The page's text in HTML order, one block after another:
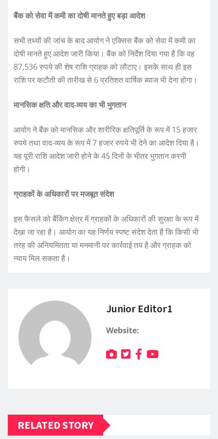
बैंक को सेवा में कमी का दोषी मानते हुए बड़ा आदेश
सभी तथ्यों की जांच के बाद आयोग ने एक्सिस बैंक को सेवा में कमी का
दोषी मानते हुए आदेश जारी किया। बैंक को निर्देश दिया गया है कि वह
87,536 रुपये की शेष राशि ग्राहक को लौटाए। इसके साथ ही इस
राशि पर कटौती की तारीख से 6 प्रतिशत वार्षिक ब्याज भी देना होगा।
मानसिक क्षति और वाद-व्यय का भी भुगतान
आयोग ने बैंक को मानसिक और शारीरिक क्षतिपूर्ति के रूप में 15 हजार
रुपये तथा वाद-व्यय के रूप में 7 हजार रुपये भी देने का आदेश दिया है।
यह पूरी राशि आदेश जारी होने के 45 दिनों के भीतर भुगतान करनी
होगी।
ग्राहकों के अधिकारों पर मजबूत संदेश
इस फैसले को बैंकिंग क्षेत्र में ग्राहकों के अधिकारों की सुरक्षा के रूप में
देखा जा रहा है। आयोग का यह निर्णय स्पष्ट संदेश देता है कि किसी भी
तरह की अनियमितता या मनमानी पर कार्रवाई तय है और ग्राहक को
न्याय मिल सकता है।
Junior Editor1
Website:
RELATED STORY